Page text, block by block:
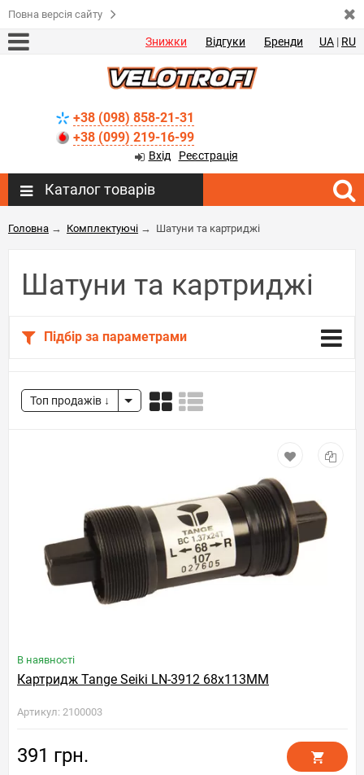
Повна версія сайту
Знижки Відгуки Бренди UA | RU
+38 (098) 858-21-31
+38 (099) 219-16-99
Вхід Реєстрація
Каталог товарів
Головна → Комплектуючі → Шатуни та картриджі
Шатуни та картриджі
Підбір за параметрами
Топ продажів
В наявності
Картридж Tange Seiki LN-3912 68x113MM
Артикул: 2100003
391 грн.